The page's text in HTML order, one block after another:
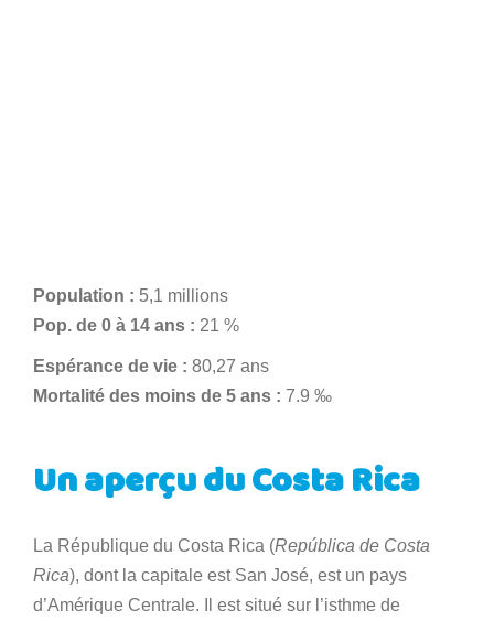
Population : 5,1 millions
Pop. de 0 à 14 ans : 21 %
Espérance de vie : 80,27 ans
Mortalité des moins de 5 ans : 7.9 ‰
Un aperçu du Costa Rica
La République du Costa Rica (República de Costa
Rica), dont la capitale est San José, est un pays
d’Amérique Centrale. Il est situé sur l’isthme de